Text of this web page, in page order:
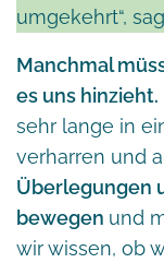
umgekehrt“,
Manchmal
es uns hinzieht.
sehr lange in
verharren und
Überlegungen
bewegen und
wir wissen, ob